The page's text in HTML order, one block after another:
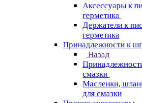
Аксессуары к
герметика
Держатели к
герметика
Принадлежности к
Назад
смазки
Масленки,
для смазки